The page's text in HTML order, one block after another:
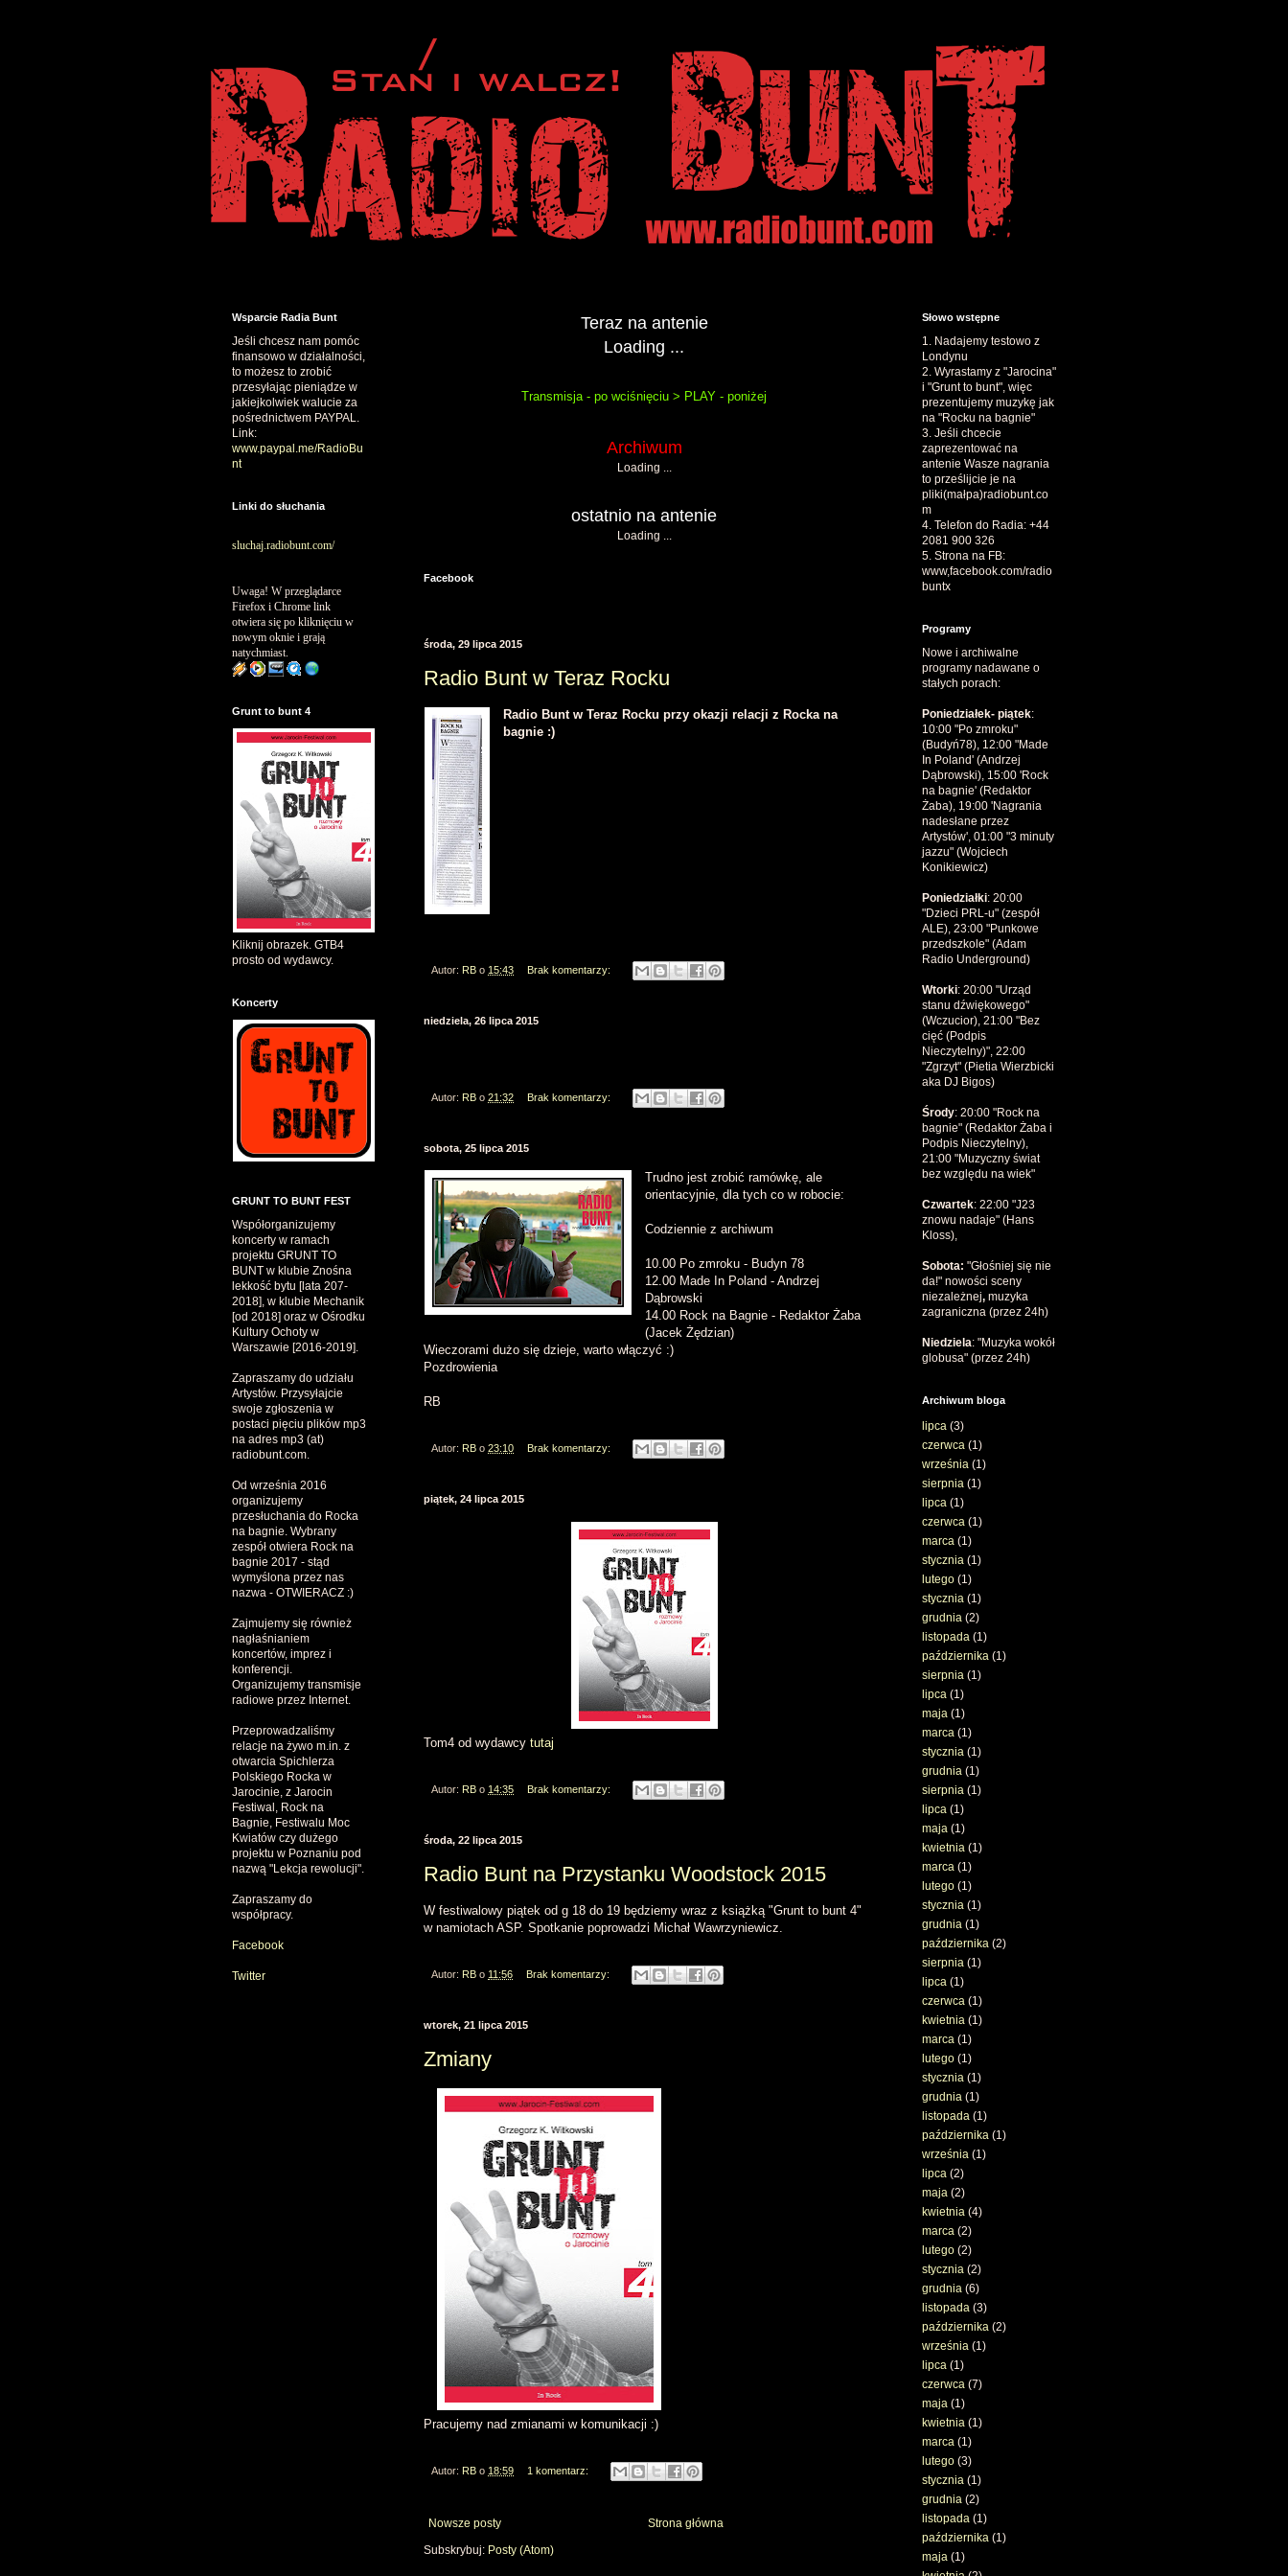
Teraz na antenie
Loading ...
Transmisja - po wciśnięciu > PLAY - poniżej
Archiwum
Loading ...
ostatnio na antenie
Loading ...
Facebook
środa, 29 lipca 2015
Radio Bunt w Teraz Rocku
Radio Bunt w Teraz Rocku przy okazji relacji z Rocka na
bagnie :)
Autor: RB o 15:43 Brak komentarzy:
niedziela, 26 lipca 2015
Autor: RB o 21:32 Brak komentarzy:
sobota, 25 lipca 2015
Trudno jest zrobić ramówkę, ale
orientacyjnie, dla tych co w robocie:
Codziennie z archiwum
10.00 Po zmroku - Budyn 78
12.00 Made In Poland - Andrzej
Dąbrowski
14.00 Rock na Bagnie - Redaktor Żaba
(Jacek Żędzian)
Wieczorami dużo się dzieje, warto włączyć :)
Pozdrowienia
RB
Autor: RB o 23:10 Brak komentarzy:
piątek, 24 lipca 2015
Tom4 od wydawcy tutaj
Autor: RB o 14:35 Brak komentarzy:
środa, 22 lipca 2015
Radio Bunt na Przystanku Woodstock 2015
W festiwalowy piątek od g 18 do 19 będziemy wraz z książką "Grunt to bunt 4"
w namiotach ASP. Spotkanie poprowadzi Michał Wawrzyniewicz.
Autor: RB o 11:56 Brak komentarzy:
wtorek, 21 lipca 2015
Zmiany
Pracujemy nad zmianami w komunikacji :)
Autor: RB o 18:59 1 komentarz:
Nowsze posty
Strona główna
Subskrybuj: Posty (Atom)
Wsparcie Radia Bunt
Jeśli chcesz nam pomóc
finansowo w działalności,
to możesz to zrobić
przesyłając pieniądze w
jakiejkolwiek walucie za
pośrednictwem PAYPAL.
Link:
www.paypal.me/RadioBu
nt
Linki do słuchania
sluchaj.radiobunt.com/
Uwaga! W przeglądarce
Firefox i Chrome link
otwiera się po kliknięciu w
nowym oknie i grają
natychmiast.
Grunt to bunt 4
Kliknij obrazek. GTB4
prosto od wydawcy.
Koncerty
GRUNT TO BUNT FEST
Współorganizujemy
koncerty w ramach
projektu GRUNT TO
BUNT w klubie Znośna
lekkość bytu [lata 207-
2018], w klubie Mechanik
[od 2018] oraz w Ośrodku
Kultury Ochoty w
Warszawie [2016-2019].
Zapraszamy do udziału
Artystów. Przysyłajcie
swoje zgłoszenia w
postaci pięciu plików mp3
na adres mp3 (at)
radiobunt.com.
Od września 2016
organizujemy
przesłuchania do Rocka
na bagnie. Wybrany
zespół otwiera Rock na
bagnie 2017 - stąd
wymyślona przez nas
nazwa - OTWIERACZ :)
Zajmujemy się również
nagłaśnianiem
koncertów, imprez i
konferencji.
Organizujemy transmisje
radiowe przez Internet.
Przeprowadzaliśmy
relacje na żywo m.in. z
otwarcia Spichlerza
Polskiego Rocka w
Jarocinie, z Jarocin
Festiwal, Rock na
Bagnie, Festiwalu Moc
Kwiatów czy dużego
projektu w Poznaniu pod
nazwą "Lekcja rewolucji".
Zapraszamy do
współpracy.
Facebook
Twitter
Słowo wstępne
1. Nadajemy testowo z
Londynu
2. Wyrastamy z "Jarocina"
i "Grunt to bunt", więc
prezentujemy muzykę jak
na "Rocku na bagnie"
3. Jeśli chcecie
zaprezentować na
antenie Wasze nagrania
to prześlijcie je na
pliki(małpa)radiobunt.co
m
4. Telefon do Radia: +44
2081 900 326
5. Strona na FB:
www,facebook.com/radio
buntx
Programy
Nowe i archiwalne
programy nadawane o
stałych porach:
Poniedziałek- piątek:
10:00 "Po zmroku"
(Budyń78), 12:00 "Made
In Poland' (Andrzej
Dąbrowski), 15:00 'Rock
na bagnie' (Redaktor
Żaba), 19:00 'Nagrania
nadesłane przez
Artystów', 01:00 "3 minuty
jazzu" (Wojciech
Konikiewicz)
Poniedziałki: 20:00
"Dzieci PRL-u" (zespół
ALE), 23:00 "Punkowe
przedszkole" (Adam
Radio Underground)
Wtorki: 20:00 "Urząd
stanu dźwiękowego"
(Wczucior), 21:00 "Bez
cięć (Podpis
Nieczytelny)", 22:00
"Zgrzyt" (Pietia Wierzbicki
aka DJ Bigos)
Środy: 20:00 "Rock na
bagnie" (Redaktor Żaba i
Podpis Nieczytelny),
21:00 "Muzyczny świat
bez względu na wiek"
Czwartek: 22:00 "J23
znowu nadaje" (Hans
Kloss),
Sobota: "Głośniej się nie
da!" nowości sceny
niezależnej, muzyka
zagraniczna (przez 24h)
Niedziela: "Muzyka wokół
globusa" (przez 24h)
Archiwum bloga
lipca (3)
czerwca (1)
września (1)
sierpnia (1)
lipca (1)
czerwca (1)
marca (1)
stycznia (1)
lutego (1)
stycznia (1)
grudnia (2)
listopada (1)
października (1)
sierpnia (1)
lipca (1)
maja (1)
marca (1)
stycznia (1)
grudnia (1)
sierpnia (1)
lipca (1)
maja (1)
kwietnia (1)
marca (1)
lutego (1)
stycznia (1)
grudnia (1)
października (2)
sierpnia (1)
lipca (1)
czerwca (1)
kwietnia (1)
marca (1)
lutego (1)
stycznia (1)
grudnia (1)
listopada (1)
października (1)
września (1)
lipca (2)
maja (2)
kwietnia (4)
marca (2)
lutego (2)
stycznia (2)
grudnia (6)
listopada (3)
października (2)
września (1)
lipca (1)
czerwca (7)
maja (1)
kwietnia (1)
marca (1)
lutego (3)
stycznia (1)
grudnia (2)
listopada (1)
października (1)
maja (1)